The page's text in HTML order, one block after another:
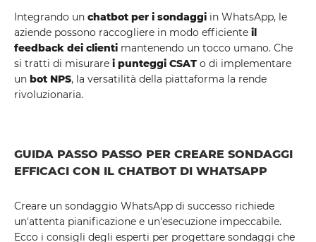
Integrando un chatbot per i sondaggi in WhatsApp, le
aziende possono raccogliere in modo efficiente il
feedback dei clienti mantenendo un tocco umano. Che
si tratti di misurare i punteggi CSAT o di implementare
un bot NPS, la versatilità della piattaforma la rende
rivoluzionaria.
GUIDA PASSO PASSO PER CREARE SONDAGGI
EFFICACI CON IL CHATBOT DI WHATSAPP
Creare un sondaggio WhatsApp di successo richiede
un'attenta pianificazione e un'esecuzione impeccabile.
Ecco i consigli degli esperti per progettare sondaggi che